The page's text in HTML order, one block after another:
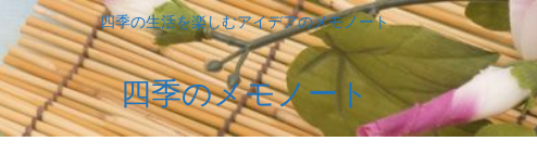
四季の生活を楽しむアイデアのメモノート
四季のメモノート